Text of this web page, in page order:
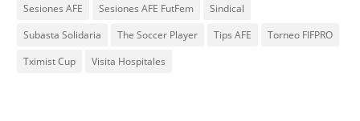
Sesiones AFE
Sesiones AFE FutFem
Sindical
Subasta Solidaria
The Soccer Player Tips AFE
Torneo FIFPRO
Tximist Cup
Visita Hospitales